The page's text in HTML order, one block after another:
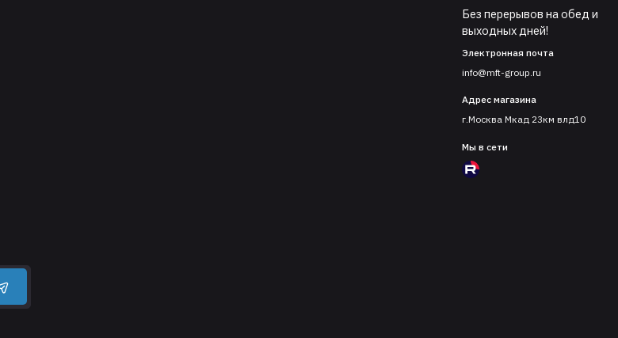
Без перерывов на обед и
выходных дней!
Электронная почта
info@mft-group.ru
Адрес магазина
г.Москва Мкад 23км влд10
Мы в сети